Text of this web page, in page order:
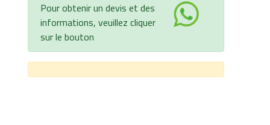
Pour obtenir un devis et des
informations, veuillez cliquer
sur le bouton